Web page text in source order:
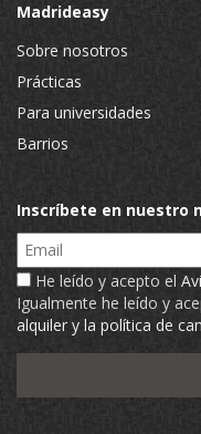
Madrideasy
Sobre nosotros
Prácticas
Para universidades
Barrios
Inscríbete en nuestro
Email
He leído y acepto el
Igualmente he leído y
alquiler y la política de